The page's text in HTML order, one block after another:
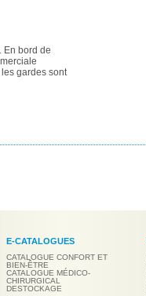
En bord de
gardes sont
E-CATALOGUES
CATALOGUE CONFORT ET
BIEN-ÊTRE
CATALOGUE MÉDICO-
CHIRURGICAL
DESTOCKAGE